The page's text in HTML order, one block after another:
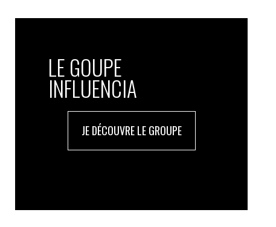
LE GOUPE
INFLUENCIA
JE DÉCOUVRE LE GROUPE